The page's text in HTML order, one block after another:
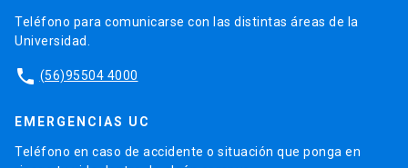
Teléfono para comunicarse con las distintas áreas de la
Universidad.
phone (56)95504 4000
EMERGENCIAS UC
Teléfono en caso de accidente o situación que ponga en